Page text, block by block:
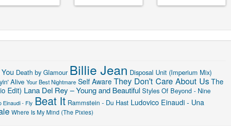
Death by Glamour Billie Jean Disposal Unit (Imperium Mix)
Alive Your Best Nightmare Self Aware They Don't Care About Us The
Edit) Lana Del Rey – Young and Beautiful Styles Of Beyond - Nine
Einaudi - Fly Beat It Rammstein - Du Hast Ludovico Einaudi - Una
Where Is My Mind (The Pixies)